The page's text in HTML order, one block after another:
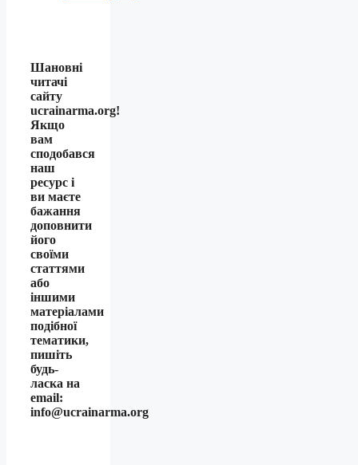
Шановні
читачі
сайту
ucrainarma.org!
Якщо
вам
сподобався
наш
ресурс і
ви маєте
бажання
доповнити
його
своїми
статтями
або
іншими
матеріалами
подібної
тематики,
пишіть
будь-
ласка на
email:
info@ucrainarma.org